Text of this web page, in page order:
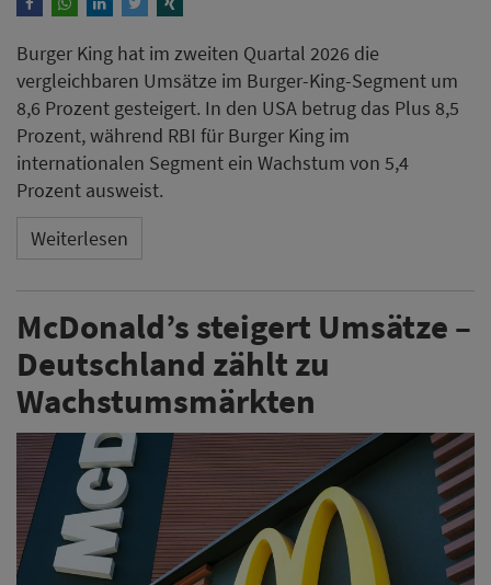
Burger King hat im zweiten Quartal 2026 die
vergleichbaren Umsätze im Burger-King-Segment um
8,6 Prozent gesteigert. In den USA betrug das Plus 8,5
Prozent, während RBI für Burger King im
internationalen Segment ein Wachstum von 5,4
Prozent ausweist.
Weiterlesen
McDonald’s steigert Umsätze –
Deutschland zählt zu
Wachstumsmärkten